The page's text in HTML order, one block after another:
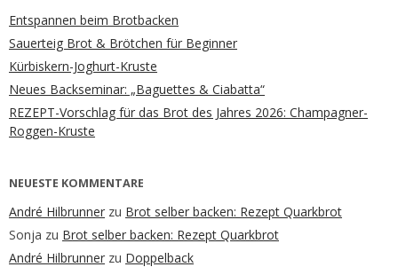
Entspannen beim Brotbacken
Sauerteig Brot & Brötchen für Beginner
Kürbiskern-Joghurt-Kruste
Neues Backseminar: „Baguettes & Ciabatta“
REZEPT-Vorschlag für das Brot des Jahres 2026: Champagner-
Roggen-Kruste
NEUESTE KOMMENTARE
André Hilbrunner zu Brot selber backen: Rezept Quarkbrot
Sonja zu Brot selber backen: Rezept Quarkbrot
André Hilbrunner zu Doppelback